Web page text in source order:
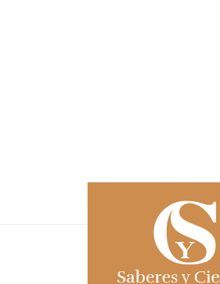
Saberes y